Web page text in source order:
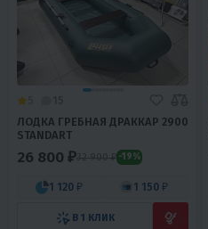
ЛОДКА ГРЕБНАЯ ДРАККАР 2900
STANDART
26 800 ₽32 900 ₽ -19%
1 120 ₽ 1 150 ₽
В 1 КЛИК